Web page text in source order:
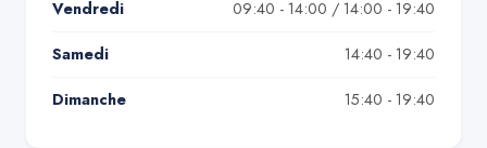
Vendredi 09:40 - 14:00 / 14:00 - 19:40
Samedi 14:40 - 19:40
Dimanche 15:40 - 19:40